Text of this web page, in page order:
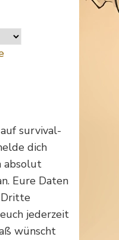
survival-
dich
absolut
Eure Daten
jederzeit
wünscht